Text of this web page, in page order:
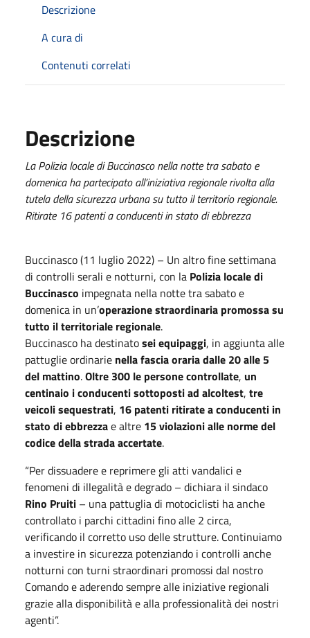
Descrizione
A cura di
Contenuti correlati
Descrizione
La Polizia locale di Buccinasco nella notte tra sabato e
domenica ha partecipato all’iniziativa regionale rivolta alla
tutela della sicurezza urbana su tutto il territorio regionale.
Ritirate 16 patenti a conducenti in stato di ebbrezza
Buccinasco (11 luglio 2022) – Un altro fine settimana
di controlli serali e notturni, con la Polizia locale di
Buccinasco impegnata nella notte tra sabato e
domenica in un’operazione straordinaria promossa su
tutto il territoriale regionale.
Buccinasco ha destinatosei equipaggi, in aggiunta alle
pattuglie ordinarie nella fascia oraria dalle 20 alle 5
del mattino.Oltre 300 le persone controllate, un
centinaio i conducenti sottoposti ad alcoltest, tre
veicoli sequestrati, 16 patenti ritirate a conducenti in
stato di ebbrezzae altre 15 violazioni alle norme del
codice della strada accertate.
“Per dissuadere e reprimere gli atti vandalici e
fenomeni di illegalità e degrado – dichiara il sindaco
Rino Pruiti – una pattuglia di motociclisti ha anche
controllato i parchi cittadini fino alle 2 circa,
verificando il corretto uso delle strutture. Continuiamo
a investire in sicurezza potenziando i controlli anche
notturni con turni straordinari promossi dal nostro
Comando e aderendo sempre alle iniziative regionali
grazie alla disponibilità e alla professionalità dei nostri
agenti”.